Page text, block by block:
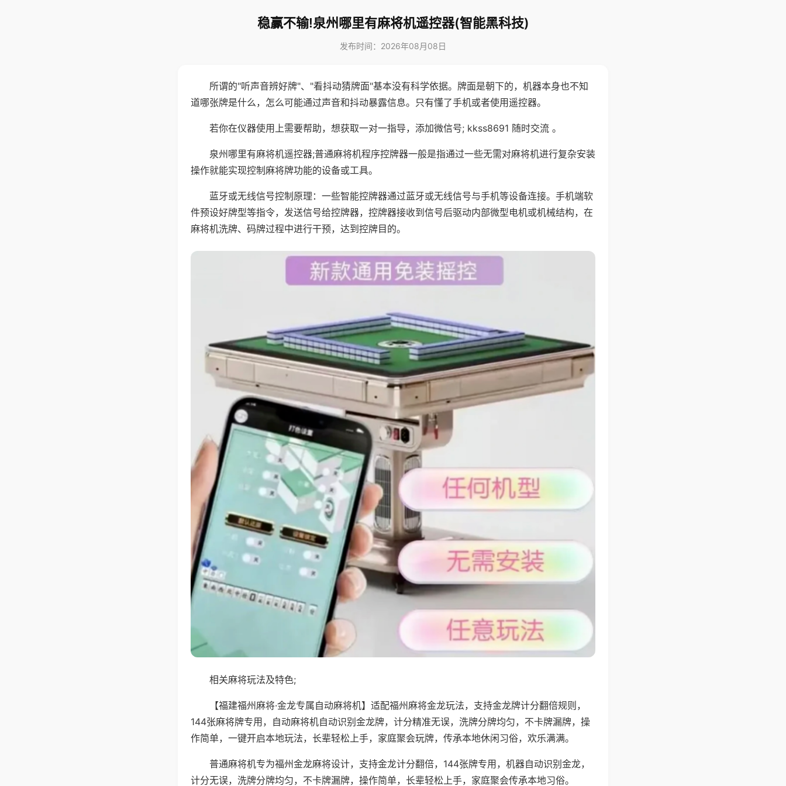
稳赢不输!泉州哪里有麻将机遥控器(智能黑科技)
发布时间：2026年08月08日
所谓的"听声音辨好牌"、"看抖动猜牌面"基本没有科学依据。牌面是朝下的，机器本身也不知
道哪张牌是什么，怎么可能通过声音和抖动暴露信息。只有懂了手机或者使用遥控器。
若你在仪器使用上需要帮助，想获取一对一指导，添加微信号; kkss8691 随时交流 。
泉州哪里有麻将机遥控器;普通麻将机程序控牌器一般是指通过一些无需对麻将机进行复杂安装
操作就能实现控制麻将牌功能的设备或工具。
蓝牙或无线信号控制原理：一些智能控牌器通过蓝牙或无线信号与手机等设备连接。手机端软
件预设好牌型等指令，发送信号给控牌器，控牌器接收到信号后驱动内部微型电机或机械结构，在
麻将机洗牌、码牌过程中进行干预，达到控牌目的。
相关麻将玩法及特色;
【福建福州麻将·金龙专属自动麻将机】适配福州麻将金龙玩法，支持金龙牌计分翻倍规则，
144张麻将牌专用，自动麻将机自动识别金龙牌，计分精准无误，洗牌分牌均匀，不卡牌漏牌，操
作简单，一键开启本地玩法，长辈轻松上手，家庭聚会玩牌，传承本地休闲习俗，欢乐满满。
普通麻将机专为福州金龙麻将设计，支持金龙计分翻倍，144张牌专用，机器自动识别金龙，
计分无误，洗牌分牌均匀，不卡牌漏牌，操作简单，长辈轻松上手，家庭聚会传承本地习俗。